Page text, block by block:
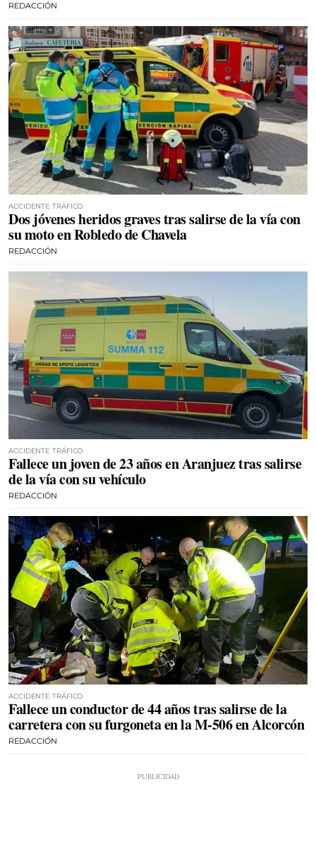
REDACCIÓN
ACCIDENTE TRÁFICO
Dos jóvenes heridos graves tras salirse de la vía con
su moto en Robledo de Chavela
REDACCIÓN
ACCIDENTE TRÁFICO
Fallece un joven de 23 años en Aranjuez tras salirse
de la vía con su vehículo
REDACCIÓN
ACCIDENTE TRÁFICO
Fallece un conductor de 44 años tras salirse de la
carretera con su furgoneta en la M-506 en Alcorcón
REDACCIÓN